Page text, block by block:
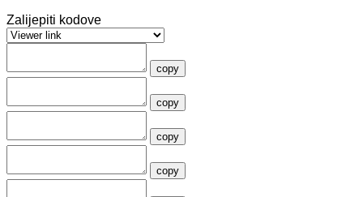
Zalijepiti kodove
copy
copy
copy
copy